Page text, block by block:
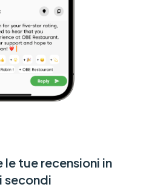
tue recensioni in
secondi